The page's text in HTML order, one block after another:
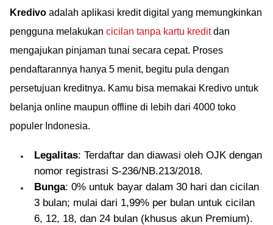
Kredivo adalah aplikasi kredit digital yang memungkinkan
pengguna melakukan cicilan tanpa kartu kreditdan
mengajukan pinjaman tunai secara cepat. Proses
pendaftarannya hanya 5 menit, begitu pula dengan
persetujuan kreditnya. Kamu bisa memakai Kredivo untuk
belanja online maupun offline di lebih dari 4000 toko
populer Indonesia.
Legalitas: Terdaftar dan diawasi oleh OJK dengan
nomor registrasi S-236/NB.213/2018.
Bunga: 0% untuk bayar dalam 30 hari dan cicilan
3 bulan; mulai dari 1,99% per bulan untuk cicilan
6, 12, 18, dan 24 bulan (khusus akun Premium).